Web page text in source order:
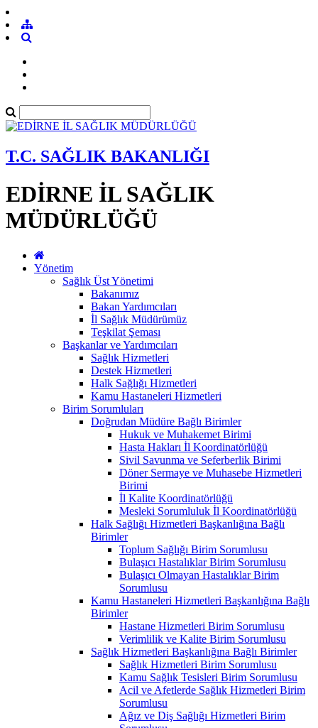
T.C. SAĞLIK BAKANLIĞI
EDİRNE İL SAĞLIK
MÜDÜRLÜĞÜ
Yönetim
Sağlık Üst Yönetimi
Bakanımız
Bakan Yardımcıları
İl Sağlık Müdürümüz
Teşkilat Şeması
Başkanlar ve Yardımcıları
Sağlık Hizmetleri
Destek Hizmetleri
Halk Sağlığı Hizmetleri
Kamu Hastaneleri Hizmetleri
Birim Sorumluları
Doğrudan Müdüre Bağlı Birimler
Hukuk ve Muhakemet Birimi
Hasta Hakları İl Koordinatörlüğü
Sivil Savunma ve Seferberlik Birimi
Döner Sermaye ve Muhasebe Hizmetleri
Birimi
İl Kalite Koordinatörlüğü
Mesleki Sorumluluk İl Koordinatörlüğü
Halk Sağlığı Hizmetleri Başkanlığına Bağlı
Birimler
Toplum Sağlığı Birim Sorumlusu
Bulaşıcı Hastalıklar Birim Sorumlusu
Bulaşıcı Olmayan Hastalıklar Birim
Sorumlusu
Kamu Hastaneleri Hizmetleri Başkanlığına Bağlı
Birimler
Hastane Hizmetleri Birim Sorumlusu
Verimlilik ve Kalite Birim Sorumlusu
Sağlık Hizmetleri Başkanlığına Bağlı Birimler
Sağlık Hizmetleri Birim Sorumlusu
Kamu Sağlık Tesisleri Birim Sorumlusu
Acil ve Afetlerde Sağlık Hizmetleri Birim
Sorumlusu
Ağız ve Diş Sağlığı Hizmetleri Birim